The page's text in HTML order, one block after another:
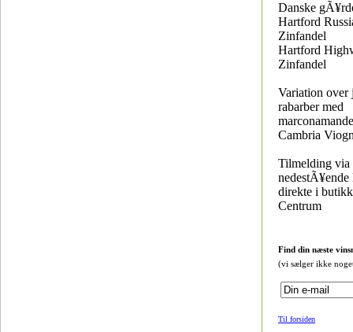
Danske
Hartford
Zinfandel
Hartford
Zinfandel
Variation over
rabarber med
Cambria
Tilmelding via
direkte i
Centrum
Find din næste
(vi sælger ikke
Til forsiden